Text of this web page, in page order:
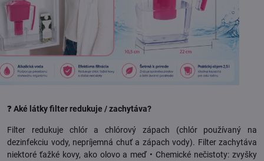
❓ Aké látky filter redukuje / zachytáva?
Filter redukuje chlór a chlórový zápach (chlór používaný na
dezinfekciu vody, nepríjemná chuť a zápach vody). Filter zachytáva
niektoré ťažké kovy, ako olovo a meď • Chemické nečistoty: zvyšky